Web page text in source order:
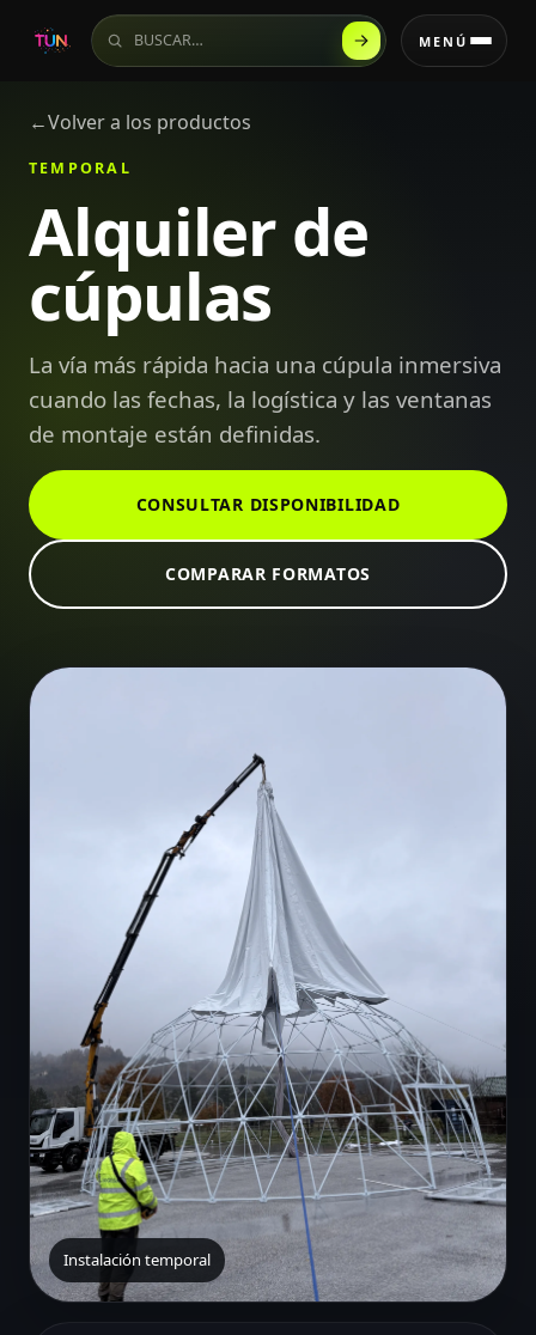
Buscar en el sitio MENÚ
←Volver a los productos
TEMPORAL
Alquiler de
cúpulas
La vía más rápida hacia una cúpula inmersiva
cuando las fechas, la logística y las ventanas
de montaje están definidas.
CONSULTAR DISPONIBILIDAD
COMPARAR FORMATOS
Instalación temporal